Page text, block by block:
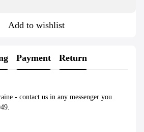
Add to wishlist
Payment Return
- contact us in any messenger you